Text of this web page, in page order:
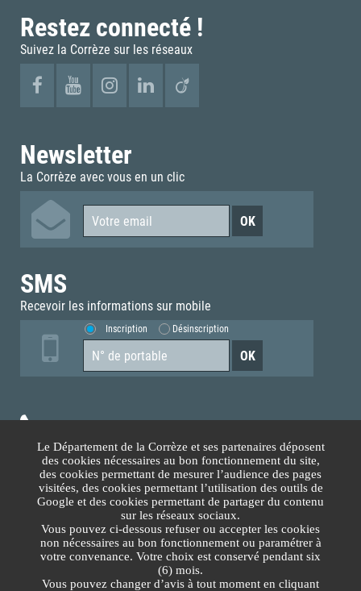
Restez connecté !
Suivez la Corrèze sur les réseaux
Newsletter
La Corrèze avec vous en un clic
SMS
Recevoir les informations sur mobile
Inscription Désinscription
Accès téléphonique sourds et malentendants
Nous contacter
Lundi au Vendredi
Le Département de la Corrèze et ses partenaires déposent
des cookies nécessaires au bon fonctionnement du site,
des cookies permettant de mesurer l’audience des pages
visitées, des cookies permettant l’utilisation des outils de
Google et des cookies permettant de partager du contenu
sur les réseaux sociaux.
Vous pouvez ci-dessous refuser ou accepter les cookies
non nécessaires au bon fonctionnement ou paramétrer à
votre convenance. Votre choix est conservé pendant six
(6) mois.
Vous pouvez changer d’avis à tout moment en cliquant